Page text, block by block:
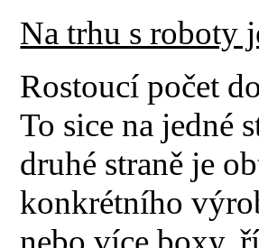
Na trhu s roboty
Rostoucí počet
To sice na jedné
druhé straně je
konkrétního